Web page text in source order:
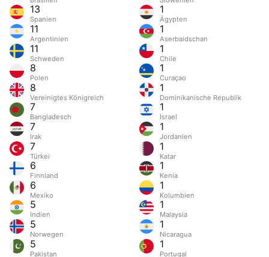
13
Spanien
11
Argentinien
11
Schweden
8
Polen
8
Vereinigtes Königreich
7
Bangladesch
7
Irak
7
Türkei
6
Finnland
6
Mexiko
5
Indien
5
Norwegen
5
Pakistan
1
Ägypten
1
Aserbaidschan
1
Chile
1
Curaçao
1
Dominikanische Republik
1
Israel
1
Jordanien
1
Katar
1
Kenia
1
Kolumbien
1
Malaysia
1
Nicaragua
1
Portugal